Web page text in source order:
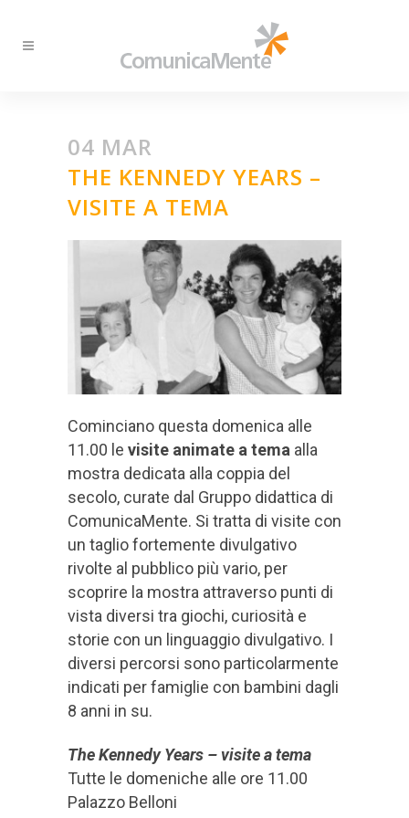
04 MAR
THE KENNEDY YEARS –
VISITE A TEMA
Cominciano questa domenica alle
11.00 le visite animate a tema alla
mostra dedicata alla coppia del
secolo, curate dal Gruppo didattica di
ComunicaMente. Si tratta di visite con
un taglio fortemente divulgativo
rivolte al pubblico più vario, per
scoprire la mostra attraverso punti di
vista diversi tra giochi, curiosità e
storie con un linguaggio divulgativo. I
diversi percorsi sono particolarmente
indicati per famiglie con bambini dagli
8 anni in su.
The Kennedy Years – visite a tema
Tutte le domeniche alle ore 11.00
Palazzo Belloni